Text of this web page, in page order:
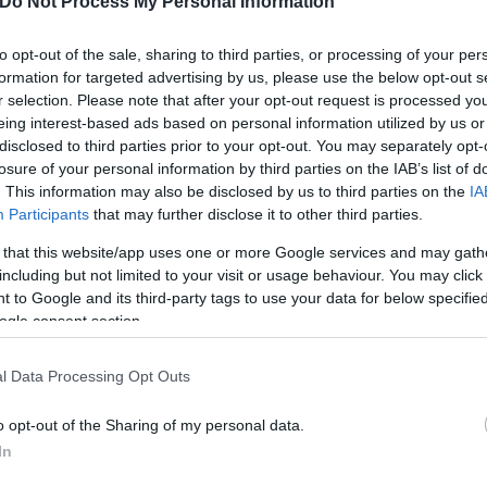
opt-out of the sale, sharing to third parties, or processing of your
for targeted advertising by us, please use the below opt-out
selection. Please note that after your opt-out request is processed
interest-based ads based on personal information utilized by us
to third parties prior to your opt-out. You may separately
of your personal information by third parties on the IAB’s list of
This information may also be disclosed by us to third parties on the
Participants that may further disclose it to other third parties.
that this website/app uses one or more Google services and may
but not limited to your visit or usage behaviour. You may
to Google and its third-party tags to use your data for below
consent section.
Data Processing Opt Outs
opt-out of the Sharing of my personal data.
αναρρίχησης, κόφτες συρμάτων, καλώδια,
ακόμα σε εξέλιξη.